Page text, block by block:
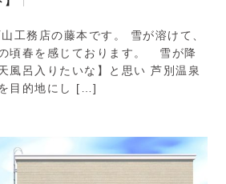
工務店の藤本です。 雪が溶けて、
頃春を感じております。 雪が降
風呂入りたいな】と思い 芦別温泉
目的地にし […]